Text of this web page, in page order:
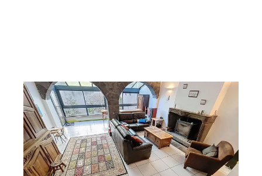
RIOM 63
217,40 m2, 6 pièces
Ref : 24498
Maison à vendre
386 000 €